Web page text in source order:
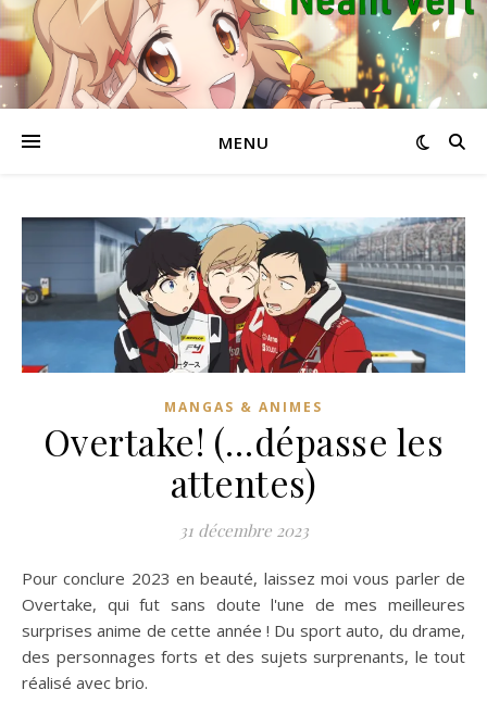
MENU
MANGAS & ANIMES
Overtake! (…dépasse les
attentes)
31 décembre 2023
Pour conclure 2023 en beauté, laissez moi vous parler de
Overtake, qui fut sans doute l'une de mes meilleures
surprises anime de cette année ! Du sport auto, du drame,
des personnages forts et des sujets surprenants, le tout
réalisé avec brio.